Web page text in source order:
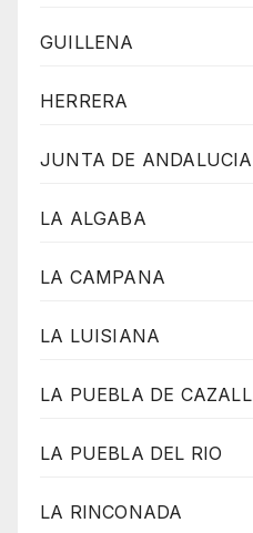
GUILLENA
HERRERA
JUNTA DE ANDALUCIA
LA ALGABA
LA CAMPANA
LA LUISIANA
LA PUEBLA DE
LA PUEBLA DEL RIO
LA RINCONADA